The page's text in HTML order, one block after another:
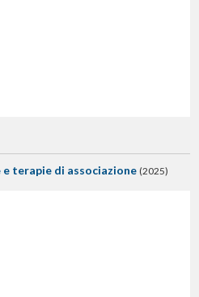
terapie di associazione (2025)